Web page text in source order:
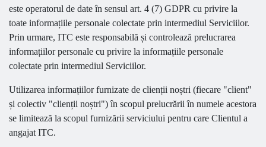
este operatorul de date în sensul art. 4 (7) GDPR cu privire la
toate informațiile personale colectate prin intermediul Serviciilor.
Prin urmare, ITC este responsabilă și controlează prelucrarea
informațiilor personale cu privire la informațiile personale
colectate prin intermediul Serviciilor.
Utilizarea informațiilor furnizate de clienții noștri (fiecare "client"
și colectiv "clienții noștri") în scopul prelucrării în numele acestora
se limitează la scopul furnizării serviciului pentru care Clientul a
angajat ITC.